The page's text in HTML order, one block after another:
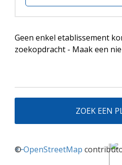
Geen enkel etablissement
zoekopdracht - Maak een
ZOEK EEN
+−
©OpenStreetMap